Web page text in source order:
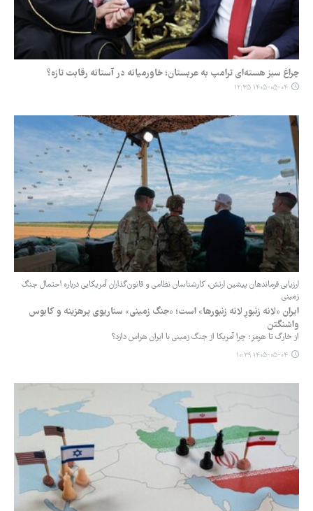
چراغ سبز هسته‌ای ترامپ به عربستان؛ خاورمیانه در آستانه رقابت تازه؟
۱۴۰۵-۰۵-۰۴ ۱۲:۳۵
ارزیابی فرماندهان پیشین ارتش، کارشناسان نظامی و قانون‌گذاران آمریکایی درباره احتمال جنگ
زمینی
ایران «لانه زنبورِ لانه زنبورها» است؛ «جنگ زمینی» سناریوی پرهزینه و کابوس
واشنگتن
از خارگ تا هرمز؛ چرا آمریکا از جنگ زمینی با ایران هراس دارد؟
۱۴۰۵-۰۵-۰۴ ۱۰:۳۹